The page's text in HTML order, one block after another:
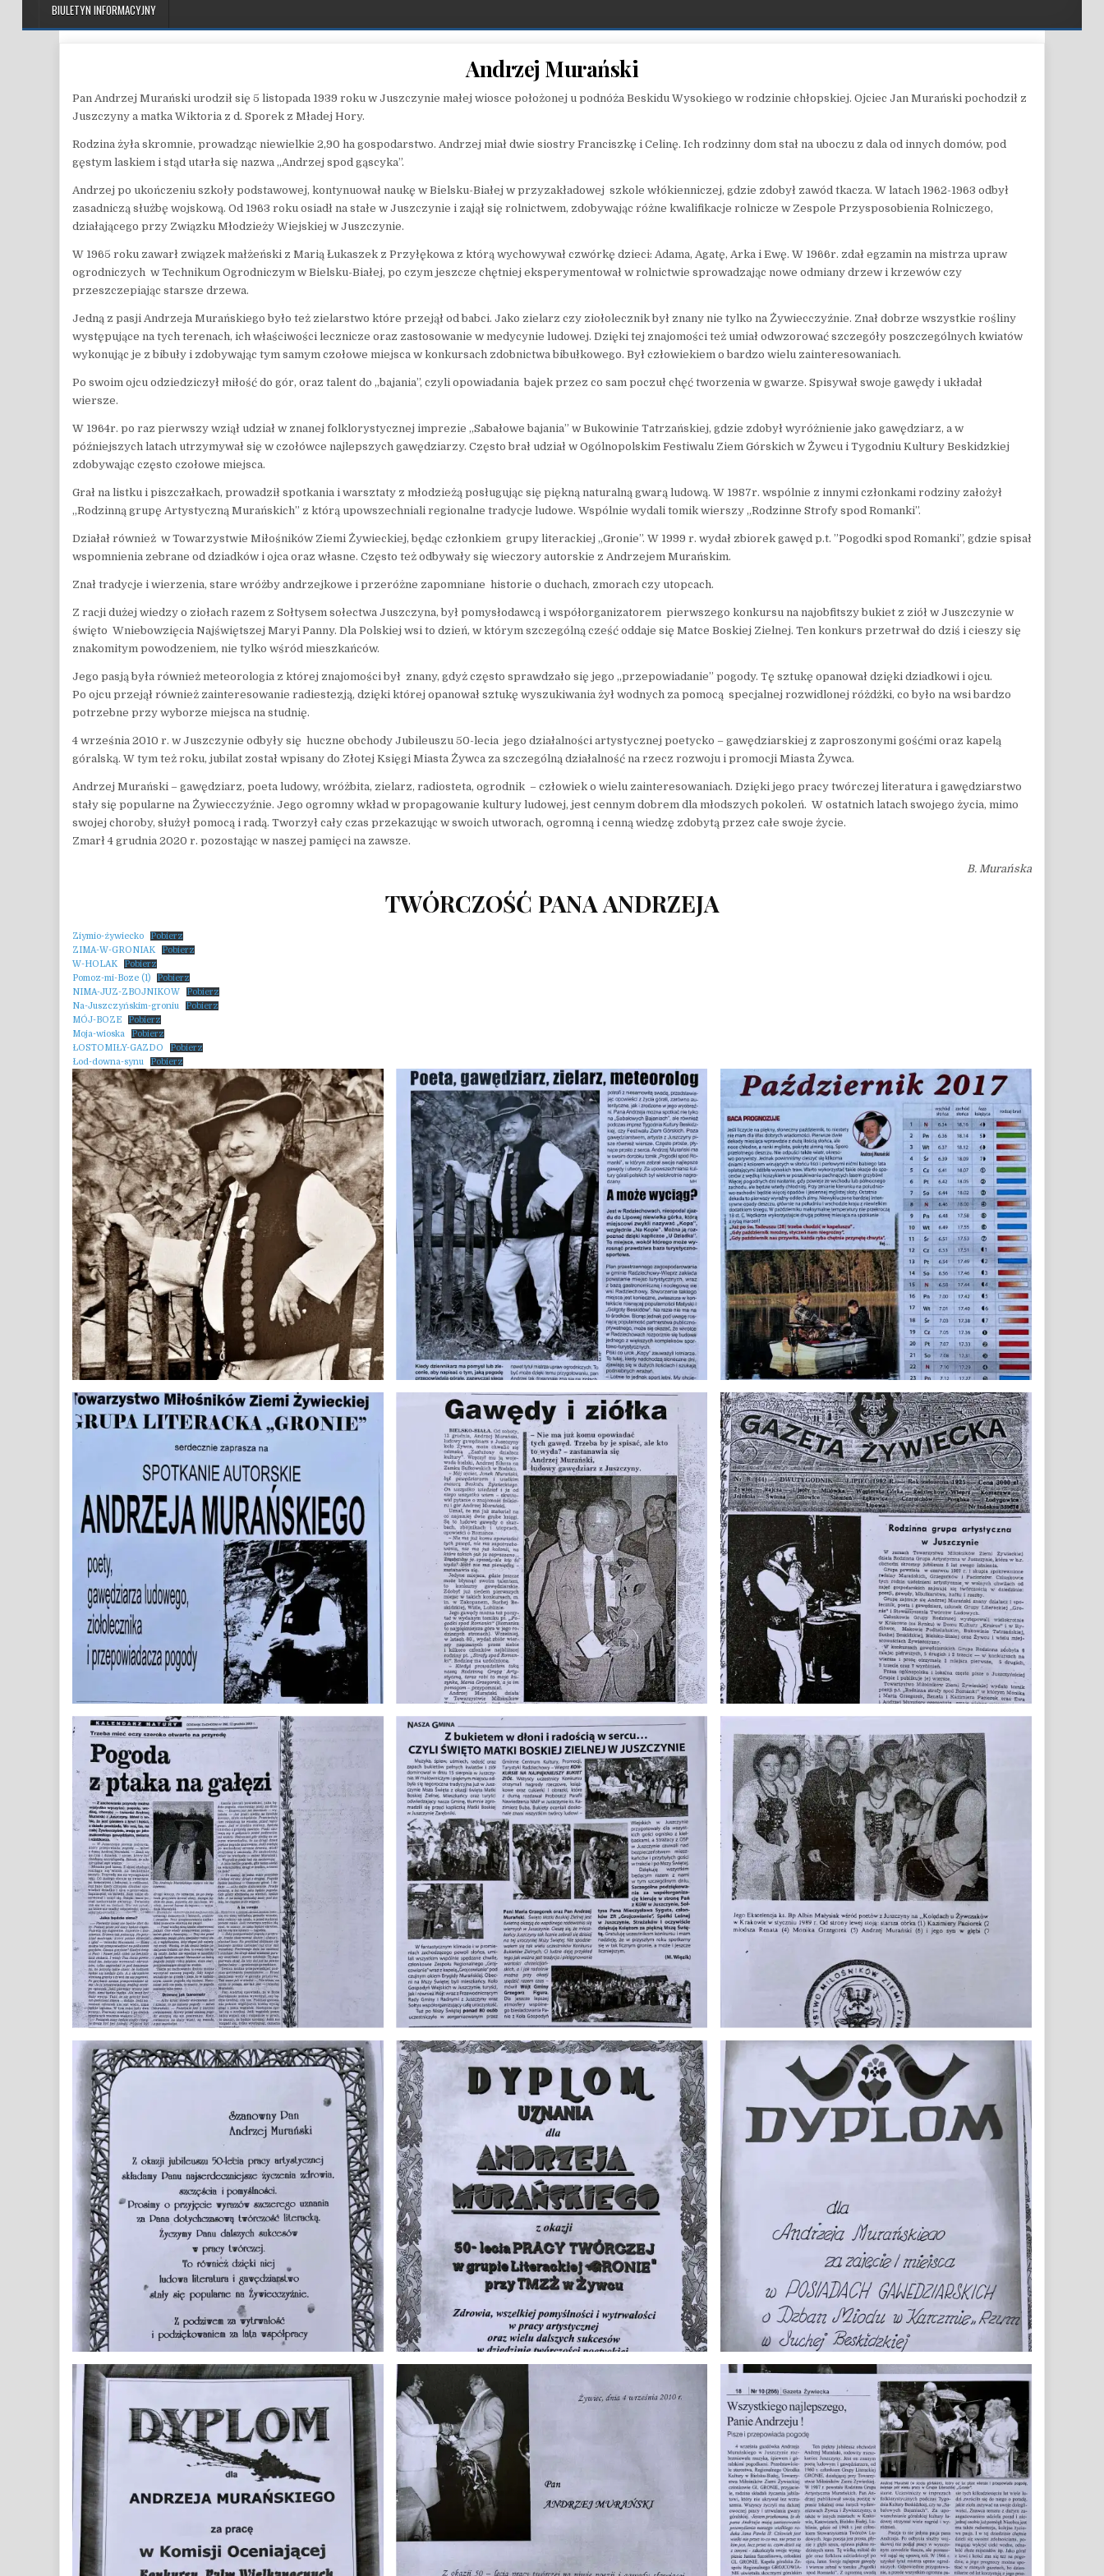
BIULETYN INFORMACYJNY
Andrzej Murański
Pan Andrzej Murański urodził się 5 listopada 1939 roku w Juszczynie małej wiosce położonej u podnóża Beskidu Wysokiego w rodzinie chłopskiej. Ojciec Jan Murański pochodził z
Juszczyny a matka Wiktoria z d. Sporek z Mładej Hory.
Rodzina żyła skromnie, prowadząc niewielkie 2,90 ha gospodarstwo. Andrzej miał dwie siostry Franciszkę i Celinę. Ich rodzinny dom stał na uboczu z dala od innych domów, pod
gęstym laskiem i stąd utarła się nazwa ,,Andrzej spod gąscyka”.
Andrzej po ukończeniu szkoły podstawowej, kontynuował naukę w Bielsku-Białej w przyzakładowej szkole włókienniczej, gdzie zdobył zawód tkacza. W latach 1962-1963 odbył
zasadniczą służbę wojskową. Od 1963 roku osiadł na stałe w Juszczynie i zajął się rolnictwem, zdobywając różne kwalifikacje rolnicze w Zespole Przysposobienia Rolniczego,
działającego przy Związku Młodzieży Wiejskiej w Juszczynie.
W 1965 roku zawarł związek małżeński z Marią Łukaszek z Przyłękowa z którą wychowywał czwórkę dzieci: Adama, Agatę, Arka i Ewę. W 1966r. zdał egzamin na mistrza upraw
ogrodniczych w Technikum Ogrodniczym w Bielsku-Białej, po czym jeszcze chętniej eksperymentował w rolnictwie sprowadzając nowe odmiany drzew i krzewów czy
przeszczepiając starsze drzewa.
Jedną z pasji Andrzeja Murańskiego było też zielarstwo które przejął od babci. Jako zielarz czy ziołolecznik był znany nie tylko na Żywiecczyźnie. Znał dobrze wszystkie rośliny
występujące na tych terenach, ich właściwości lecznicze oraz zastosowanie w medycynie ludowej. Dzięki tej znajomości też umiał odwzorować szczegóły poszczególnych kwiatów
wykonując je z bibuły i zdobywając tym samym czołowe miejsca w konkursach zdobnictwa bibułkowego. Był człowiekiem o bardzo wielu zainteresowaniach.
Po swoim ojcu odziedziczył miłość do gór, oraz talent do ,,bajania’’, czyli opowiadania bajek przez co sam poczuł chęć tworzenia w gwarze. Spisywał swoje gawędy i układał
wiersze.
W 1964r. po raz pierwszy wziął udział w znanej folklorystycznej imprezie ,,Sabałowe bajania” w Bukowinie Tatrzańskiej, gdzie zdobył wyróżnienie jako gawędziarz, a w
późniejszych latach utrzymywał się w czołówce najlepszych gawędziarzy. Często brał udział w Ogólnopolskim Festiwalu Ziem Górskich w Żywcu i Tygodniu Kultury Beskidzkiej
zdobywając często czołowe miejsca.
Grał na listku i piszczałkach, prowadził spotkania i warsztaty z młodzieżą posługując się piękną naturalną gwarą ludową. W 1987r. wspólnie z innymi członkami rodziny założył
„Rodzinną grupę Artystyczną Murańskich” z którą upowszechniali regionalne tradycje ludowe. Wspólnie wydali tomik wierszy „Rodzinne Strofy spod Romanki”.
Działał również w Towarzystwie Miłośników Ziemi Żywieckiej, będąc członkiem grupy literackiej „Gronie”. W 1999 r. wydał zbiorek gawęd p.t. ”Pogodki spod Romanki”, gdzie spisał
wspomnienia zebrane od dziadków i ojca oraz własne. Często też odbywały się wieczory autorskie z Andrzejem Murańskim.
Znał tradycje i wierzenia, stare wróżby andrzejkowe i przeróżne zapomniane historie o duchach, zmorach czy utopcach.
Z racji dużej wiedzy o ziołach razem z Sołtysem sołectwa Juszczyna, był pomysłodawcą i współorganizatorem pierwszego konkursu na najobfitszy bukiet z ziół w Juszczynie w
święto Wniebowzięcia Najświętszej Maryi Panny. Dla Polskiej wsi to dzień, w którym szczególną cześć oddaje się Matce Boskiej Zielnej. Ten konkurs przetrwał do dziś i cieszy się
znakomitym powodzeniem, nie tylko wśród mieszkańców.
Jego pasją była również meteorologia z której znajomości był znany, gdyż często sprawdzało się jego ,,przepowiadanie” pogody. Tę sztukę opanował dzięki dziadkowi i ojcu.
Po ojcu przejął również zainteresowanie radiestezją, dzięki której opanował sztukę wyszukiwania żył wodnych za pomocą specjalnej rozwidlonej różdżki, co było na wsi bardzo
potrzebne przy wyborze miejsca na studnię.
4 września 2010 r. w Juszczynie odbyły się huczne obchody Jubileuszu 50-lecia jego działalności artystycznej poetycko – gawędziarskiej z zaproszonymi gośćmi oraz kapelą
góralską. W tym też roku, jubilat został wpisany do Złotej Księgi Miasta Żywca za szczególną działalność na rzecz rozwoju i promocji Miasta Żywca.
Andrzej Murański – gawędziarz, poeta ludowy, wróżbita, zielarz, radiosteta, ogrodnik – człowiek o wielu zainteresowaniach. Dzięki jego pracy twórczej literatura i gawędziarstwo
stały się popularne na Żywiecczyźnie. Jego ogromny wkład w propagowanie kultury ludowej, jest cennym dobrem dla młodszych pokoleń. W ostatnich latach swojego życia, mimo
swojej choroby, służył pomocą i radą. Tworzył cały czas przekazując w swoich utworach, ogromną i cenną wiedzę zdobytą przez całe swoje życie.
Zmarł 4 grudnia 2020 r. pozostając w naszej pamięci na zawsze.
B. Murańska
TWÓRCZOŚĆ PANA ANDRZEJA
Ziymio-żywiecko
Pobierz
ZIMA-W-GRONIAK
Pobierz
W-HOLAK
Pobierz
Pomoz-mi-Boze (1)
Pobierz
NIMA-JUZ-ZBOJNIKOW
Pobierz
Na-Juszczyńskim-groniu
Pobierz
MÓJ-BOZE
Pobierz
Moja-wioska
Pobierz
ŁOSTOMIŁY-GAZDO
Pobierz
Łod-downa-synu
Pobierz